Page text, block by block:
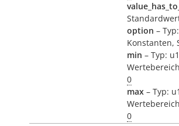
option –
Konstanten,
min – Typ:
0
max – Typ:
0